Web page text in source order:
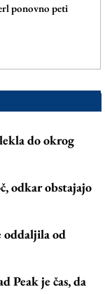
ponovno peti
do okrog
odkar obstajajo
oddaljila od
Peak je čas, da